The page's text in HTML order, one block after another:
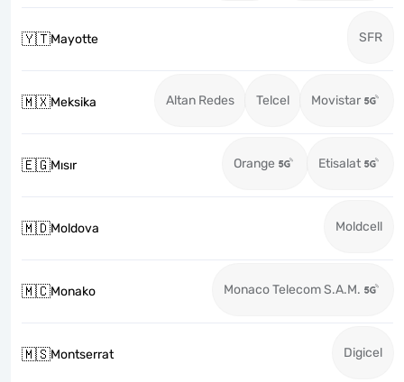
🇾🇹Mayotte SFR
🇲🇽Meksika Altan Redes Telcel Movistar
🇪🇬Mısır Orange Etisalat
🇲🇩Moldova Moldcell
🇲🇨Monako Monaco Telecom S.A.M.
🇲🇸Montserrat Digicel